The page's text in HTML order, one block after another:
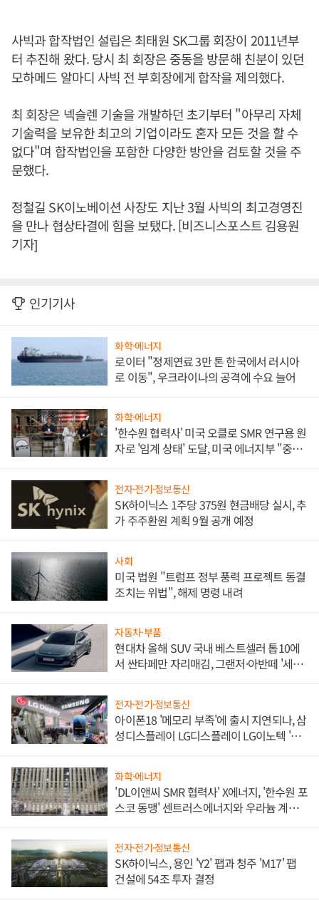
사빅과 합작법인 설립은 최태원 SK그룹 회장이 2011년부
터 추진해 왔다. 당시 최 회장은 중동을 방문해 친분이 있던
모하메드 알마디 사빅 전 부회장에게 합작을 제의했다.
최 회장은 넥슬렌 기술을 개발하던 초기부터 "아무리 자체
기술력을 보유한 최고의 기업이라도 혼자 모든 것을 할 수
없다"며 합작법인을 포함한 다양한 방안을 검토할 것을 주
문했다.
정철길 SK이노베이션 사장도 지난 3월 사빅의 최고경영진
을 만나 협상타결에 힘을 보탰다. [비즈니스포스트 김용원
기자]
인기기사
화학·에너지
로이터 "정제연료 3만 톤 한국에서 러시아
로 이동", 우크라이나의 공격에 수요 늘어
화학·에너지
'한수원 협력사' 미국 오클로 SMR 연구용 원
자로 '임계 상태' 도달, 미국 에너지부 "중요
전자·전기·정보통신
SK하이닉스 1주당 375원 현금배당 실시, 추
가 주주환원 계획 9월 공개 예정
사회
미국 법원 "트럼프 정부 풍력 프로젝트 동결
조치는 위법", 해제 명령 내려
자동차·부품
현대차 올해 SUV 국내 베스트셀러 톱10에
서 싼타페만 자리매김, 그랜저·아반떼 '세단
전자·전기·정보통신
아이폰18 '메모리 부족'에 출시 지연되나, 삼
성디스플레이 LG디스플레이 LG이노텍 '탈
화학·에너지
'DL이앤씨 SMR 협력사' X에너지, '한수원 포
스코 동맹' 센트러스에너지와 우라늄 계약
전자·전기·정보통신
SK하이닉스, 용인 'Y2' 팹과 청주 'M17' 팹
건설에 54조 투자 결정